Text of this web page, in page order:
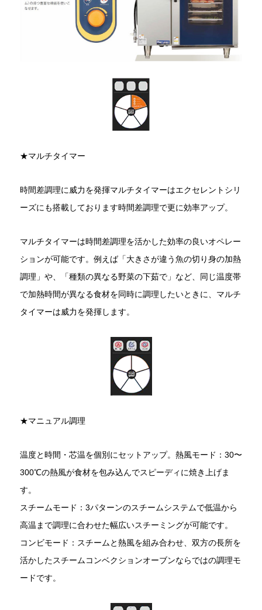
★マルチタイマー
時間差調理に威力を発揮マルチタイマーはエクセレントシリ
ーズにも搭載しております時間差調理で更に効率アップ。
マルチタイマーは時間差調理を活かした効率の良いオペレー
ションが可能です。例えば「大きさが違う魚の切り身の加熱
調理」や、「種類の異なる野菜の下茹で」など、同じ温度帯
で加熱時間が異なる食材を同時に調理したいときに、マルチ
タイマーは威力を発揮します。
★マニュアル調理
温度と時間・芯温を個別にセットアップ。熱風モード：30〜
300℃の熱風が食材を包み込んでスピーディに焼き上げま
す。
スチームモード：3パターンのスチームシステムで低温から
高温まで調理に合わせた幅広いスチーミングが可能です。
コンビモード：スチームと熱風を組み合わせ、双方の長所を
活かしたスチームコンベクションオーブンならではの調理モ
ードです。